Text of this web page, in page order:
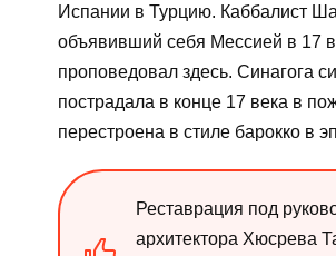
Испании в Турцию. Каббалист
объявивший себя Мессией в 17
проповедовал здесь. Синагога
пострадала в конце 17 века в
перестроена в стиле барокко в
Реставрация под
архитектора Хюсрева